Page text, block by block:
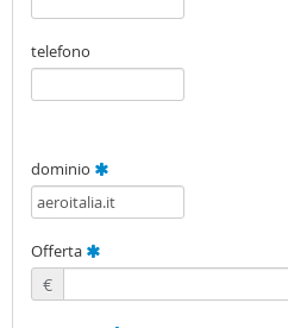
telefono
dominio
Offerta
€